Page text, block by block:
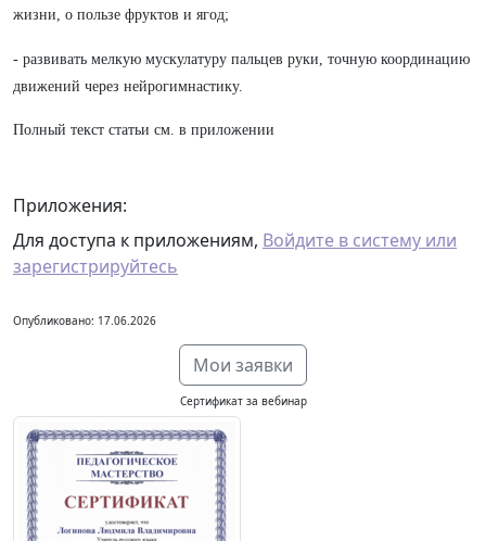
жизни, о пользе фруктов и ягод;
- развивать мелкую мускулатуру пальцев руки, точную координацию
движений через нейрогимнастику.
Полный текст статьи см. в приложении
Приложения:
Для доступа к приложениям, Войдите в систему или
зарегистрируйтесь
Опубликовано: 17.06.2026
Мои заявки
Сертификат за вебинар